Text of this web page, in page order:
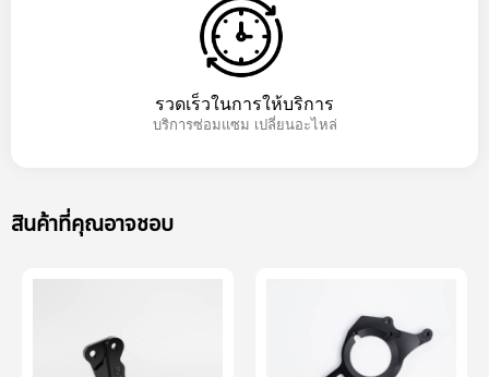
รวดเร็วในการให้บริการ
บริการซ่อมแซม เปลี่ยนอะไหล่
สินค้าที่คุณอาจชอบ